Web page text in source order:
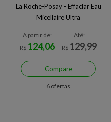
La Roche-Posay - Effaclar Eau
Micellaire Ultra
A partir de:
R$ 124,06
Até:
R$ 129,99
Compare
6 ofertas